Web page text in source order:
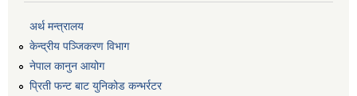
अर्थ मन्त्रालय
केन्द्रीय पञ्जिकरण विभाग
नेपाल कानुन आयोग
प्रिती फन्ट बाट युनिकोड कन्भर्रटर